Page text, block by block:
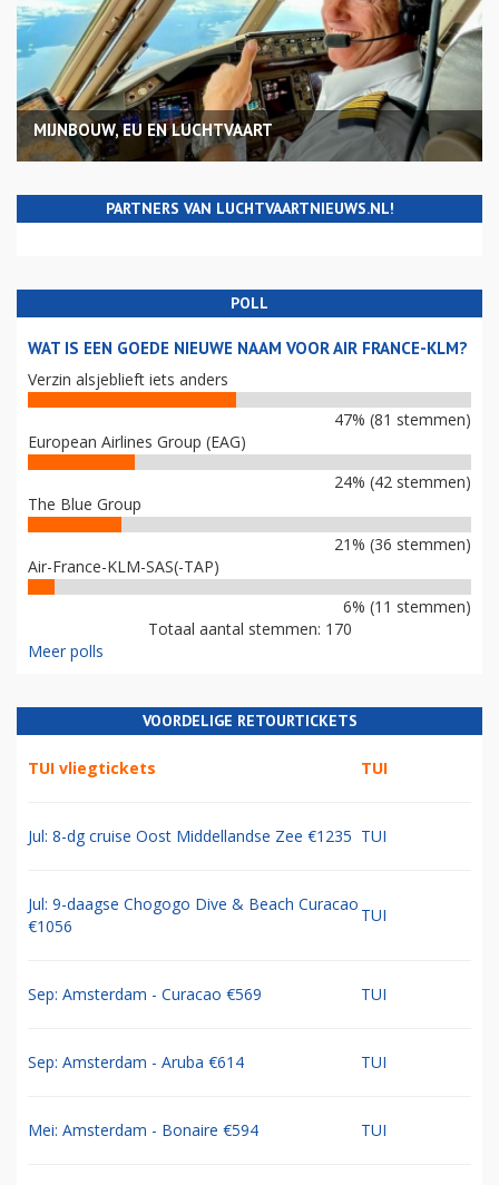
MIJNBOUW, EU EN LUCHTVAART
PARTNERS VAN LUCHTVAARTNIEUWS.NL!
POLL
WAT IS EEN GOEDE NIEUWE NAAM VOOR AIR FRANCE-KLM?
Verzin alsjeblieft iets anders
47% (81 stemmen)
European Airlines Group (EAG)
24% (42 stemmen)
The Blue Group
21% (36 stemmen)
Air-France-KLM-SAS(-TAP)
6% (11 stemmen)
Totaal aantal stemmen: 170
Meer polls
VOORDELIGE RETOURTICKETS
TUI vliegtickets TUI
Jul: 8-dg cruise Oost Middellandse Zee €1235 TUI
Jul: 9-daagse Chogogo Dive & Beach Curacao
€1056
TUI
Sep: Amsterdam - Curacao €569 TUI
Sep: Amsterdam - Aruba €614 TUI
Mei: Amsterdam - Bonaire €594 TUI